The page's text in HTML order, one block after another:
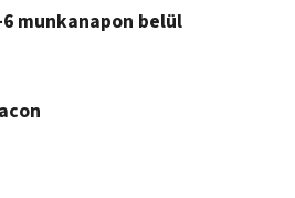
munkanapon belül